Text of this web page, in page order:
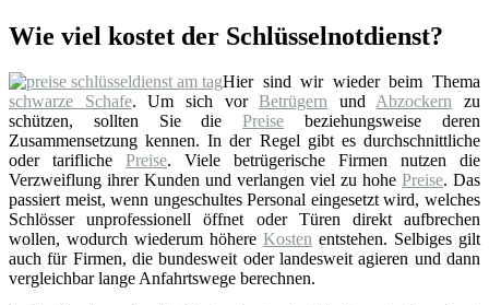
Wie viel kostet der Schlüsselnotdienst?
Hier sind wir wieder beim Thema
schwarze Schafe. Um sich vorBetrügern undAbzockern zu
schützen, sollten Sie diePreise beziehungsweise deren
Zusammensetzung kennen. In der Regel gibt es durchschnittliche
oder tarifliche Preise. Viele betrügerische Firmen nutzen die
Verzweiflung ihrer Kunden und verlangen viel zu hohe Preise. Das
passiert meist, wenn ungeschultes Personal eingesetzt wird, welches
Schlösser unprofessionell öffnet oder Türen direkt aufbrechen
wollen, wodurch wiederum höhere Kosten entstehen. Selbiges gilt
auch für Firmen, die bundesweit oder landesweit agieren und dann
vergleichbar lange Anfahrtswege berechnen.